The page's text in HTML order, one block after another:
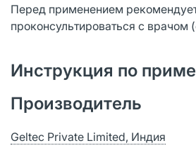
Перед применением
проконсультироваться с врачом
Инструкция по
Производитель
Geltec Private Limited, Индия